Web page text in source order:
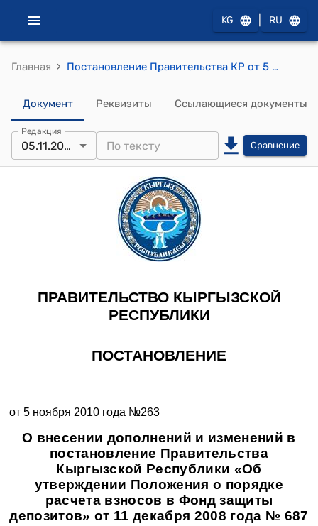
KG RU
Главная › Постановление Правительства КР от 5 ноября 2010 года №263 "О внесении дополнений и изменений в постановление Правительства Кыргызской Республики «Об утверждении Положения о порядке расчета взносов в Фонд защиты депозитов» от 11 декабря 2008 года №687
Документ Реквизиты Ссылающиеся документы
Редакция
05.11.2010 Сравнение